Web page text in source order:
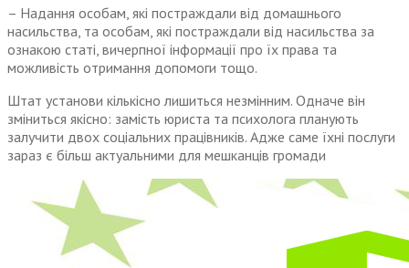
– Надання особам, які постраждали від домашнього
насильства, та особам, які постраждали від насильства за
ознакою статі, вичерпної інформації про їх права та
можливість отримання допомоги тощо.
Штат установи кількісно лишиться незмінним. Одначе він
зміниться якісно: замість юриста та психолога планують
залучити двох соціальних працівників. Адже саме їхні послуги
зараз є більш актуальними для мешканців громади